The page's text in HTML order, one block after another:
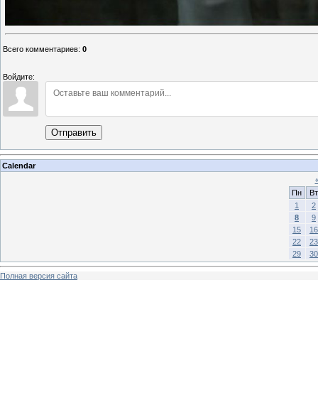
Всего комментариев: 0
Войдите:
Отправить
Calendar
Пн
Вт
1
2
8
9
15
16
22
23
29
30
Полная версия сайта